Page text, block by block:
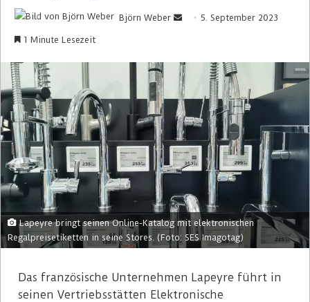
Björn Weber 5. September 2023
1 Minute Lesezeit
Lapeyre bringt seinen Online-Katalog mit elektronischen
Regalpreisetiketten in seine Stores. (Foto: SES Imagotag)
Das französische Unternehmen Lapeyre führt in
seinen Vertriebsstätten Elektronische